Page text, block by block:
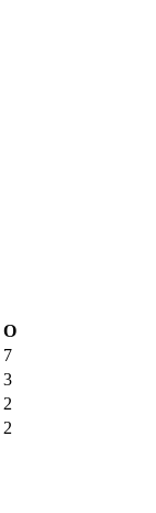
О
7
3
2
2